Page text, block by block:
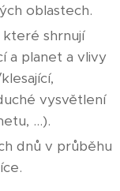
oblastech.
shrnují
a planet a vlivy
vysvětlení
...).
dnů v průběhu